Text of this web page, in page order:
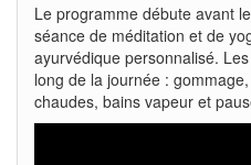
Le programme débute avant
séance de méditation et de
ayurvédique personnalisé.
long de la journée :
chaudes, bains vapeur et